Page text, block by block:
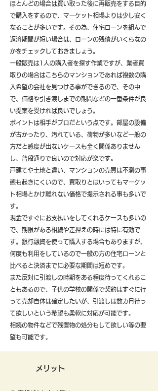
ほとんどの場合は買い取った後に再販売をする目的
で購入をするので、マーケット相場よりは少し安く
なることが多いです。その為、住宅ローンを組んで
返済期間が短い場合は、ローンの残債がいくらなの
かをチェックしておきましょう。
一般販売は1人の購入者を探す作業ですが、業者買
取りの場合はこちらのマンションであれば複数の購
入希望の会社を見つける事ができるので、その中
で、価格や引き渡しまでの期間などの一番条件が良
い提案を受ければ良いでしょう。
ポイントは相手がプロだという点です。部屋の設備
が古かったり、汚れている、荷物が多いなど一般の
方だと感度が出ないケースも全く関係ありません
し、普段通りで良いので対応が楽です。
戸建てや土地と違い、マンションの売買は不測の事
態も起きにくいので、買取りとはいってもマーケッ
ト相場とかけ離れない価格で提示される事も多いで
す。
現金ですぐにお支払いをしてくれるケースも多いの
で、期限がある相続や差押えの時には特に有効で
す。銀行融資を使って購入する場合もありますが、
何度も利用をしているので一般の方の住宅ローンと
比べると決済までに必要な期間は短めです。
また反対に引渡しの時期をある程度待ってくれるこ
ともあるので、子供の学校の関係で契約はすぐに行
って売却自体は確定したいが、引渡しは数カ月待っ
て欲しいという希望も柔軟に対応が可能です。
​相続の物件などで残置物の処分もして欲しい等の要
望も可能です。
メリット